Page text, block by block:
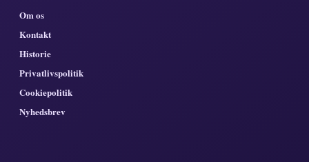
Om os
Kontakt
Historie
Privatlivspolitik
Cookiepolitik
Nyhedsbrev